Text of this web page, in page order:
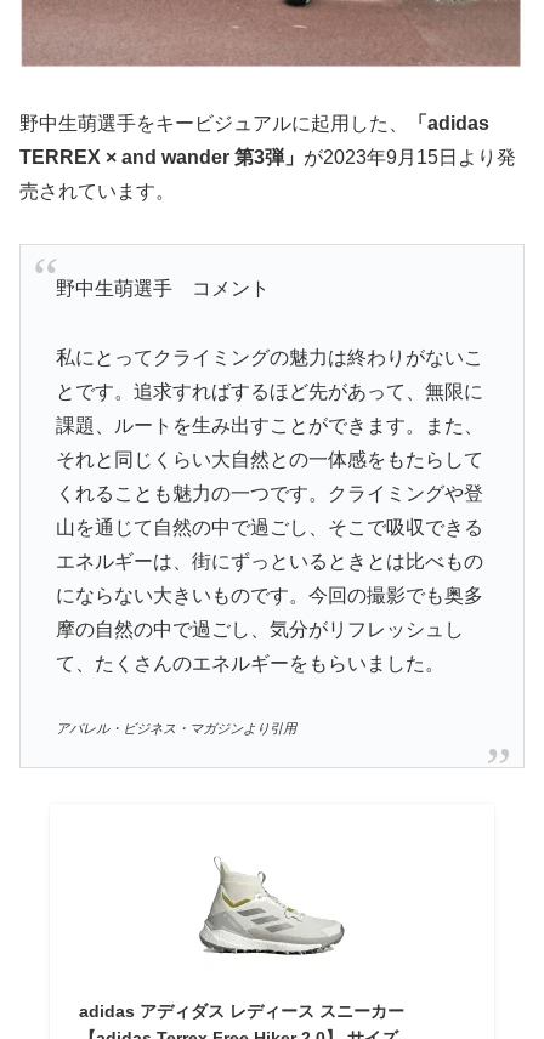
野中生萌選手をキービジュアルに起用した、
「adidas
TERREX × and wander 第3弾」 が2023年9月15日より発
売されています。
野中生萌選手 コメント
私にとってクライミングの魅力は終わりがないこ
とです。追求すればするほど先があって、無限に
課題、ルートを生み出すことができます。また、
それと同じくらい大自然との一体感をもたらして
くれることも魅力の一つです。クライミングや登
山を通じて自然の中で過ごし、そこで吸収できる
エネルギーは、街にずっといるときとは比べもの
にならない大きいものです。今回の撮影でも奥多
摩の自然の中で過ごし、気分がリフレッシュし
て、たくさんのエネルギーをもらいました。
アパレル・ビジネス・マガジンより引用
adidas アディダス レディース スニーカー